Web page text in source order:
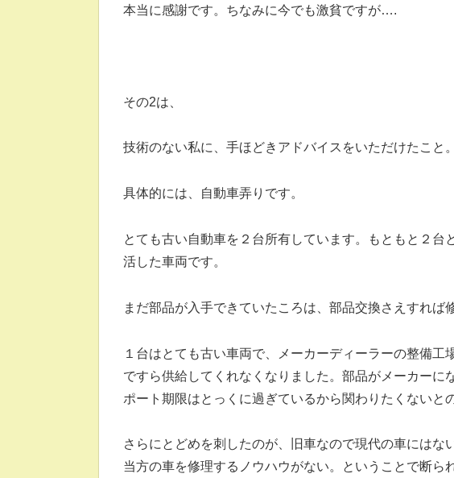
本当に感謝です。ちなみに今でも激貧ですが….
その2は、
技術のない私に、手ほどきアドバイスをいただけたこと。
具体的には、自動車弄りです。
とても古い自動車を２台所有しています。もともと２
活した車両です。
まだ部品が入手できていたころは、部品交換さえすれ
１台はとても古い車両で、メーカーディーラーの整備
ですら供給してくれなくなりました。部品がメーカー
ポート期限はとっくに過ぎているから関わりたくないと
さらにとどめを刺したのが、旧車なので現代の車には
当方の車を修理するノウハウがない。ということで断ら